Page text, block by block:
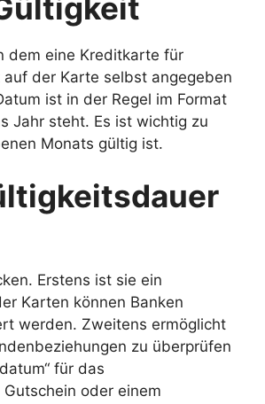
dem eine Kreditkarte für
der Karte selbst angegeben
ist in der Regel im Format
Jahr steht. Es ist wichtig zu
Monats gültig ist.
Erstens ist sie ein
Karten können Banken
werden. Zweitens ermöglicht
zu überprüfen
für das
oder einem